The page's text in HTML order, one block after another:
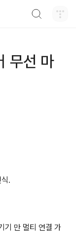
무선 마
.
기 만 멀티 연결 가